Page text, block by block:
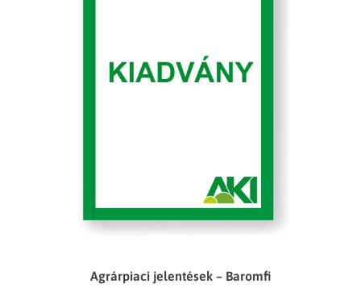
Agrárpiaci jelentések – Baromfi